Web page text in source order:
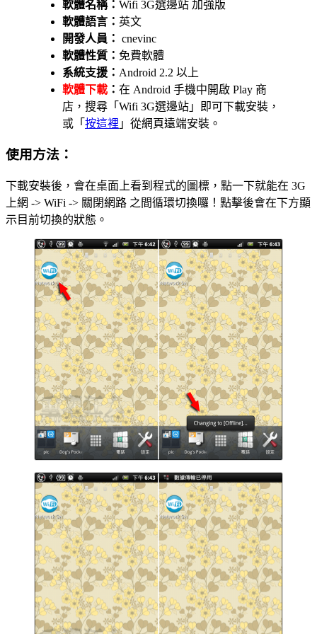
軟體名稱： Wifi 3G選邊站 加強版
軟體語言： 英文
開發人員： cnevinc
軟體性質： 免費軟體
系統支援： Android 2.2 以上
軟體下載 ： 在 Android 手機中開啟 Play 商
店，搜尋「Wifi 3G選邊站」即可下載安裝，
或「 按這裡 」從網頁遠端安裝。
使用方法：
下載安裝後，會在桌面上看到程式的圖標，點一下就能在 3G
上網 -> WiFi -> 關閉網路 之間循環切換囉！點擊後會在下方顯
示目前切換的狀態。